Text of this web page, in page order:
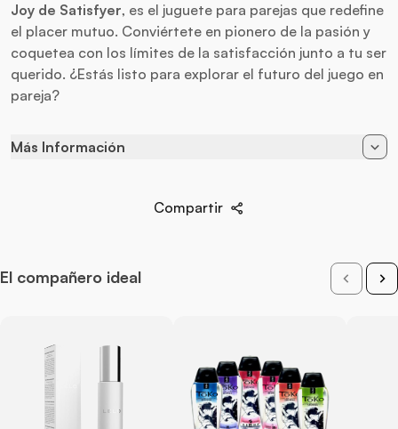
Joy de Satisfyer, es el juguete para parejas que redefine
el placer mutuo. Conviértete en pionero de la pasión y
coquetea con los límites de la satisfacción junto a tu ser
querido. ¿Estás listo para explorar el futuro del juego en
pareja?
Más Información
Recargable
Marca
Silicona Hipoalergénica
Compartir
El compañero ideal